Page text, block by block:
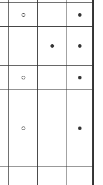
○ ●
● ●
○ ●
○
●